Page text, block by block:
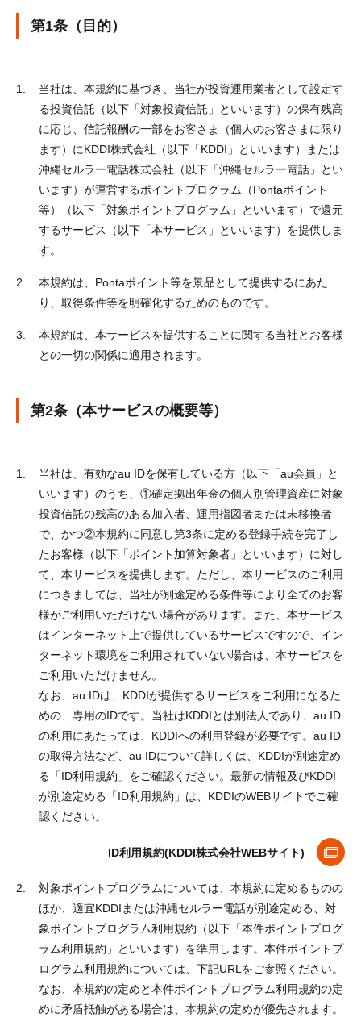
第1条（目的）
当社は、本規約に基づき、当社が投資運用業者として設定す
る投資信託（以下「対象投資信託」といいます）の保有残高
に応じ、信託報酬の一部をお客さま（個人のお客さまに限り
ます）にKDDI株式会社（以下「KDDI」といいます）または
沖縄セルラー電話株式会社（以下「沖縄セルラー電話」とい
います）が運営するポイントプログラム（Pontaポイント
等）（以下「対象ポイントプログラム」といいます）で還元
するサービス（以下「本サービス」といいます）を提供しま
す。
本規約は、Pontaポイント等を景品として提供するにあた
り、取得条件等を明確化するためのものです。
本規約は、本サービスを提供することに関する当社とお客様
との一切の関係に適用されます。
第2条（本サービスの概要等）
当社は、有効なau IDを保有している方（以下「au会員」と
いいます）のうち、①確定拠出年金の個人別管理資産に対象
投資信託の残高のある加入者、運用指図者または未移換者
で、かつ②本規約に同意し第3条に定める登録手続を完了し
たお客様（以下「ポイント加算対象者」といいます）に対し
て、本サービスを提供します。ただし、本サービスのご利用
につきましては、当社が別途定める条件等により全てのお客
様がご利用いただけない場合があります。また、本サービス
はインターネット上で提供しているサービスですので、イン
ターネット環境をご利用されていない場合は、本サービスを
ご利用いただけません。
なお、au IDは、KDDIが提供するサービスをご利用になるた
めの、専用のIDです。当社はKDDIとは別法人であり、au ID
の利用にあたっては、KDDIへの利用登録が必要です。au ID
の取得方法など、au IDについて詳しくは、KDDIが別途定め
る「ID利用規約」をご確認ください。最新の情報及びKDDI
が別途定める「ID利用規約」は、KDDIのWEBサイトでご確
認ください。
ID利用規約(KDDI株式会社WEBサイト)
対象ポイントプログラムについては、本規約に定めるものの
ほか、適宜KDDIまたは沖縄セルラー電話が別途定める、対
象ポイントプログラム利用規約（以下「本件ポイントプログ
ラム利用規約」といいます）を準用します。本件ポイントプ
ログラム利用規約については、下記URLをご参照ください。
なお、本規約の定めと本件ポイントプログラム利用規約の定
めに矛盾抵触がある場合は、本規約の定めが優先されます。